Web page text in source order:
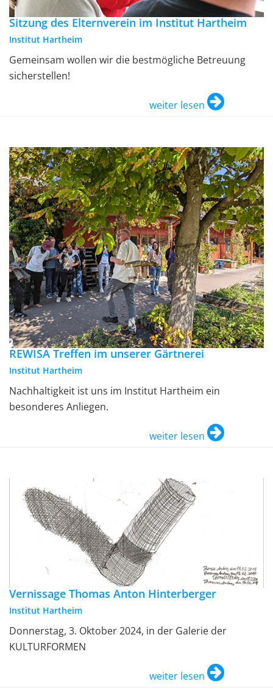
Sitzung des Elternverein im Institut Hartheim
Institut Hartheim
Gemeinsam wollen wir die bestmögliche Betreuung
sicherstellen!
weiter lesen
REWISA Treffen im unserer Gärtnerei
Institut Hartheim
Nachhaltigkeit ist uns im Institut Hartheim ein
besonderes Anliegen.
weiter lesen
Vernissage Thomas Anton Hinterberger
Institut Hartheim
Donnerstag, 3. Oktober 2024, in der Galerie der
KULTURFORMEN
weiter lesen